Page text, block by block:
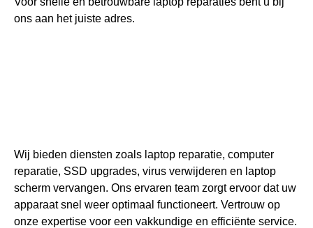
ons aan het juiste adres.
Wij bieden diensten zoals laptop reparatie, computer
reparatie, SSD upgrades, virus verwijderen en laptop
scherm vervangen. Ons ervaren team zorgt ervoor dat uw
apparaat snel weer optimaal functioneert. Vertrouw op
onze expertise voor een vakkundige en efficiënte service.